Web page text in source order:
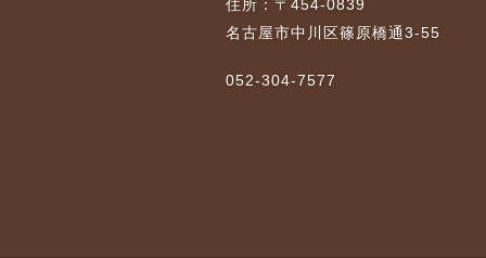
住所：〒454-0839
名古屋市中川区篠原橋通3-55
052-304-7577